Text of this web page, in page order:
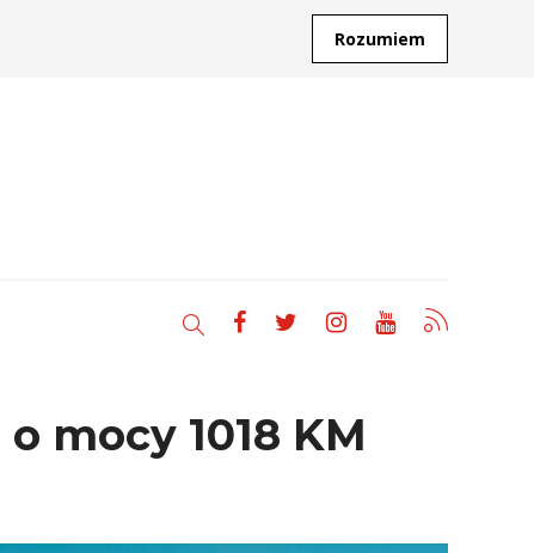
Rozumiem
mocy 1018 KM